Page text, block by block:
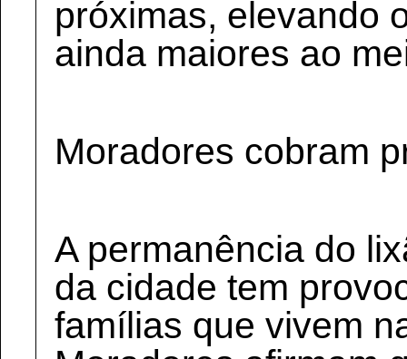
próximas, elevando
ainda maiores ao
Moradores cobram
A permanência do
da cidade tem
famílias que vivem